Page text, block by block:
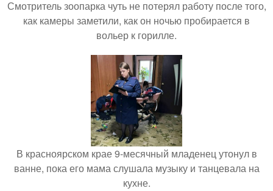
Смотритель зоопарка чуть не потерял работу после того,
как камеры заметили, как он ночью пробирается в
вольер к горилле.
В красноярском крае 9-месячный младенец утонул в
ванне, пока его мама слушала музыку и танцевала на
кухне.